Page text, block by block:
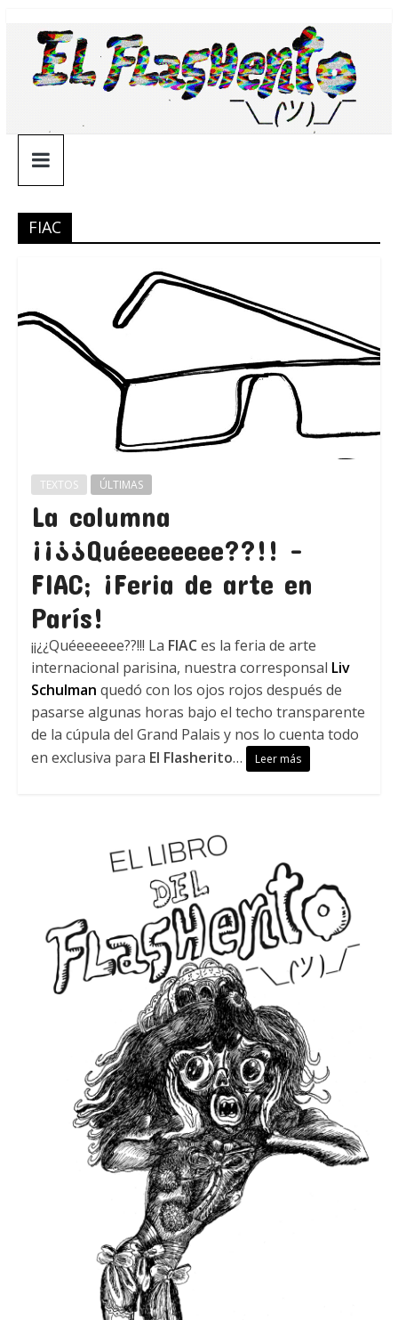
contenido
¯\_(ツ)_/
¯
FIAC
TEXTOS ÚLTIMAS
La columna
¡¡¿¿Quéeeeeeee??!! –
FIAC; ¡Feria de arte en
París!
¡¡¿¿Quéeeeeee??!!! La FIACes la feria de arte
internacional parisina, nuestra corresponsal Liv
Schulman quedó con los ojos rojos después de
pasarse algunas horas bajo el techo transparente
de la cúpula del Grand Palais y nos lo cuenta todo
en exclusiva para El Flasherito… Leer más